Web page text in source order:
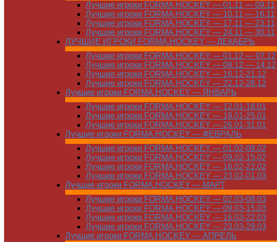
Лучшие игроки FORMA.HOCKEY — 01.11 — 09.11
Лучшие игроки FORMA.HOCKEY — 10.11 — 16.11
Лучшие игроки FORMA.HOCKEY — 17.11 — 23.11
Лучшие игроки FORMA.HOCKEY — 24.11 — 30.11
ЛУЧШИЕ ИГРОКИ FORMA.HOCKEY — ДЕКАБРЬ
Лучшие игроки FORMA.HOCKEY — 01.12 — 07.12
Лучшие игроки FORMA.HOCKEY — 08.12 — 14.12
Лучшие игроки FORMA.HOCKEY — 16.12-21.12
Лучшие игроки FORMA.HOCKEY — 22.12-28.12
Лучшие игроки FORMA.HOCKEY — ЯНВАРЬ
Лучшие игроки FORMA.HOCKEY — 12.01-18.01
Лучшие игроки FORMA.HOCKEY — 19.01-25.01
Лучшие игроки FORMA.HOCKEY — 26.01-31.01
Лучшие игроки FORMA.HOCKEY — ФЕВРАЛЬ
Лучшие игроки FORMA.HOCKEY — 01.02-08.02
Лучшие игроки FORMA.HOCKEY — 09.02-15.02
Лучшие игроки FORMA.HOCKEY — 16.02-22.02
Лучшие игроки FORMA.HOCKEY — 23.02-01.03
Лучшие игроки FORMA.HOCKEY — МАРТ
Лучшие игроки FORMA.HOCKEY — 02.03-08.03
Лучшие игроки FORMA.HOCKEY — 09.03-15.03
Лучшие игроки FORMA.HOCKEY — 16.03-22.03
Лучшие игроки FORMA.HOCKEY — 23.03-29.03
Лучшие игроки FORMA.HOCKEY — АПРЕЛЬ